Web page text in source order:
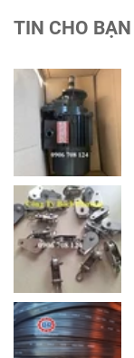
TIN CHO BẠN